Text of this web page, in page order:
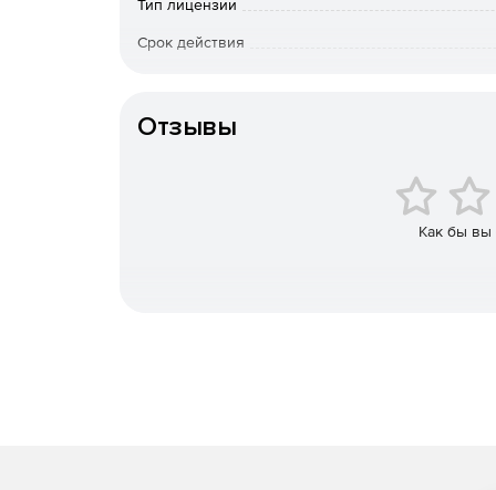
Описательные графические отчеты,
Тип лицензии
Срок действия
Отзывы
Как бы вы